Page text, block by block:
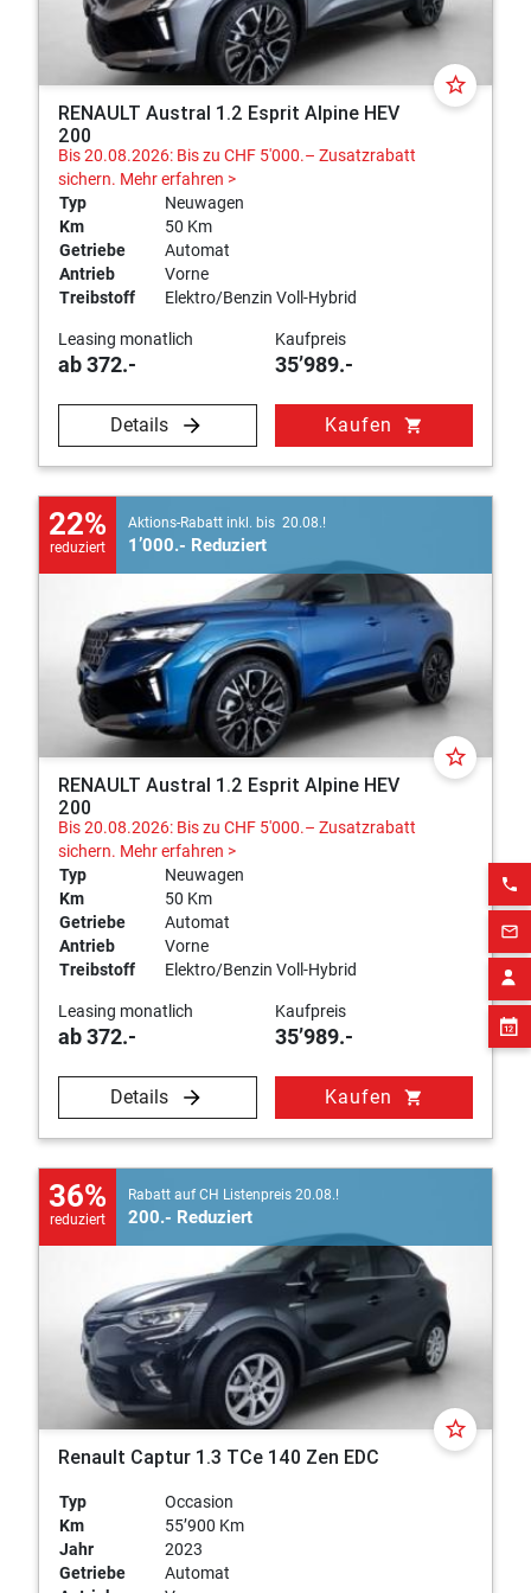
phone
mail_outline
hauseigenen Zubehörabteilung veredeln wir Ihren
Neuwagen nach Ihren Wünschen.
Entdecken Sie online unser Angebot an Fahrzeugen von
Renault und vereinbaren Sie eine Probefahrt mit Ihrem
Traumwagen. Unsere Experten beraten Sie gerne online,
telefonisch oder vor Ort bei uns in Wohlen.
star_border
RENAULT Austral 1.2 Esprit Alpine HEV
200
Bis 20.08.2026: Bis zu CHF 5'000.– Zusatzrabatt
sichern. Mehr erfahren >
Typ
Neuwagen
Km
50 Km
Getriebe
Automat
Antrieb
Vorne
Treibstoff
Elektro/Benzin Voll-Hybrid
Leasing monatlich
ab 372.-
Kaufpreis
35’989.-
Details Kaufen shopping_cart
22%
reduziert
Aktions-Rabatt inkl. bis 20.08.!
1’000.- Reduziert
star_border
RENAULT Austral 1.2 Esprit Alpine HEV
200
Bis 20.08.2026: Bis zu CHF 5'000.– Zusatzrabatt
sichern. Mehr erfahren >
Typ
Neuwagen
Km
50 Km
Getriebe
Automat
Antrieb
Vorne
Treibstoff
Elektro/Benzin Voll-Hybrid
Leasing monatlich
ab 372.-
Kaufpreis
35’989.-
Details Kaufen shopping_cart
36%
reduziert
Rabatt auf CH Listenpreis 20.08.!
200.- Reduziert
star_border
Renault Captur 1.3 TCe 140 Zen EDC
Typ
Occasion
Km
55’900 Km
Jahr
2023
Getriebe
Automat